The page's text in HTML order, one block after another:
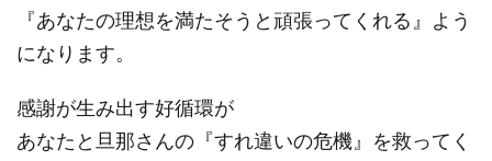
『あなたの理想を満たそうと頑張ってくれる』よう
になります。
感謝が生み出す好循環が
あなたと旦那さんの『すれ違いの危機』を救ってく